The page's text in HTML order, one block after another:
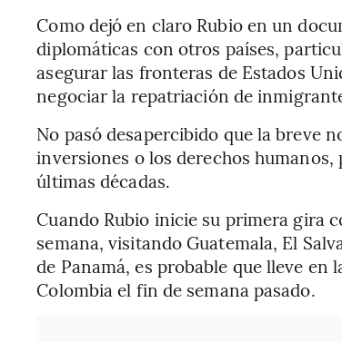
Como dejó en claro Rubio en un
diplomáticas con otros países,
asegurar las fronteras de Estados
negociar la repatriación de
No pasó desapercibido que la breve
inversiones o los derechos
últimas décadas.
Cuando Rubio inicie su primera gira
semana, visitando Guatemala, El
de Panamá, es probable que lleve
Colombia el fin de semana pasado.